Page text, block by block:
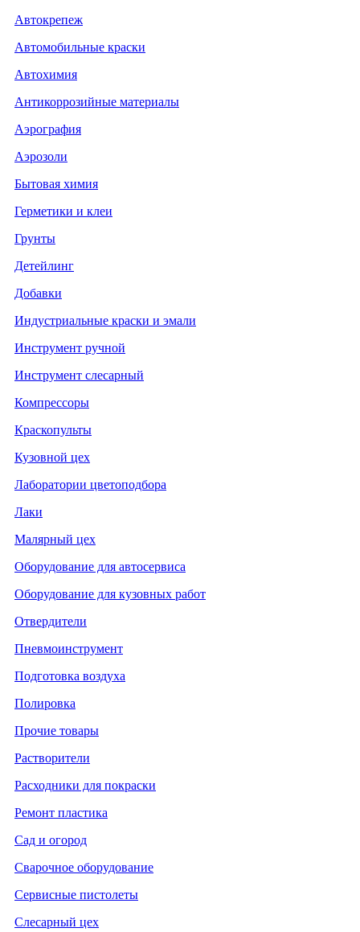
Автокрепеж
Автомобильные краски
Автохимия
Антикоррозийные материалы
Аэрография
Аэрозоли
Бытовая химия
Герметики и клеи
Грунты
Детейлинг
Добавки
Индустриальные краски и эмали
Инструмент ручной
Инструмент слесарный
Компрессоры
Краскопульты
Кузовной цех
Лаборатории цветоподбора
Лаки
Малярный цех
Оборудование для автосервиса
Оборудование для кузовных работ
Отвердители
Пневмоинструмент
Подготовка воздуха
Полировка
Прочие товары
Растворители
Расходники для покраски
Ремонт пластика
Сад и огород
Сварочное оборудование
Сервисные пистолеты
Слесарный цех